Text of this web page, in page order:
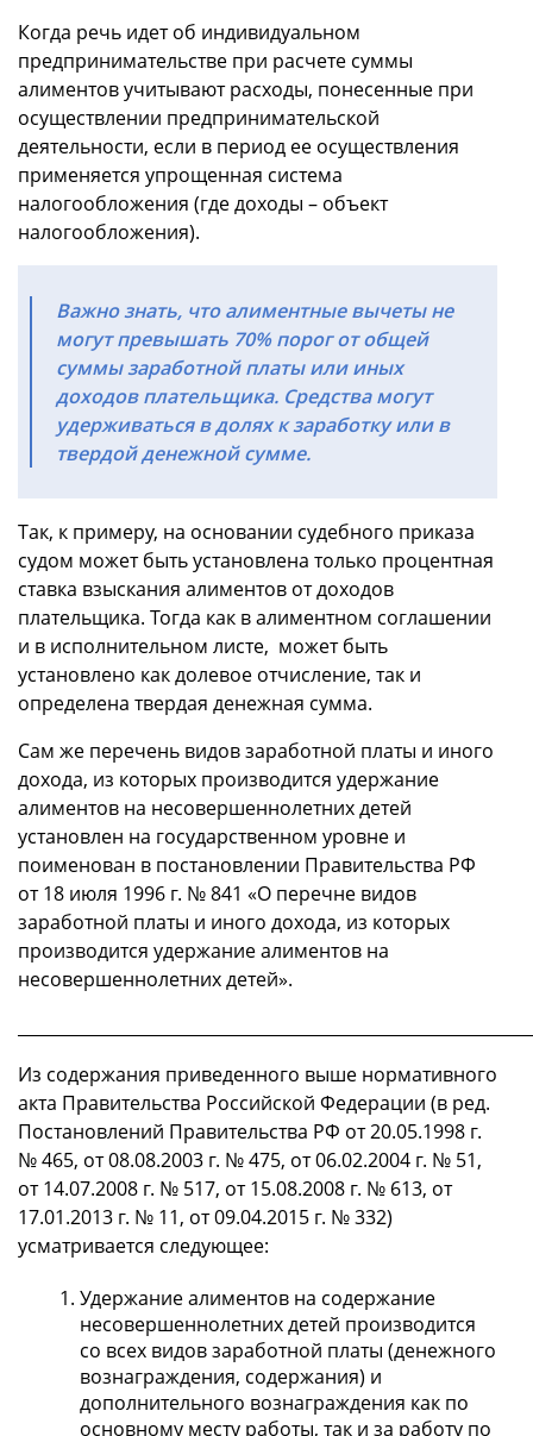
Когда речь идет об индивидуальном
предпринимательстве при расчете суммы
алиментов учитывают расходы, понесенные при
осуществлении предпринимательской
деятельности, если в период ее осуществления
применяется упрощенная система
налогообложения (где доходы – объект
налогообложения).
Важно знать, что алиментные вычеты не
могут превышать 70% порог от общей
суммы заработной платы или иных
доходов плательщика. Средства могут
удерживаться в долях к заработку или в
твердой денежной сумме.
Так, к примеру, на основании судебного приказа
судом может быть установлена только процентная
ставка взыскания алиментов от доходов
плательщика. Тогда как в алиментном соглашении
и в исполнительном листе, может быть
установлено как долевое отчисление, так и
определена твердая денежная сумма.
Сам же перечень видов заработной платы и иного
дохода, из которых производится удержание
алиментов на несовершеннолетних детей
установлен на государственном уровне и
поименован в постановлении Правительства РФ
от 18 июля 1996 г. № 841 «О перечне видов
заработной платы и иного дохода, из которых
производится удержание алиментов на
несовершеннолетних детей».
Из содержания приведенного выше нормативного
акта Правительства Российской Федерации (в ред.
Постановлений Правительства РФ от 20.05.1998 г.
№ 465, от 08.08.2003 г. № 475, от 06.02.2004 г. № 51,
от 14.07.2008 г. № 517, от 15.08.2008 г. № 613, от
17.01.2013 г. № 11, от 09.04.2015 г. № 332)
усматривается следующее:
Удержание алиментов на содержание
несовершеннолетних детей производится
со всех видов заработной платы (денежного
вознаграждения, содержания) и
дополнительного вознаграждения как по
основному месту работы, так и за работу по